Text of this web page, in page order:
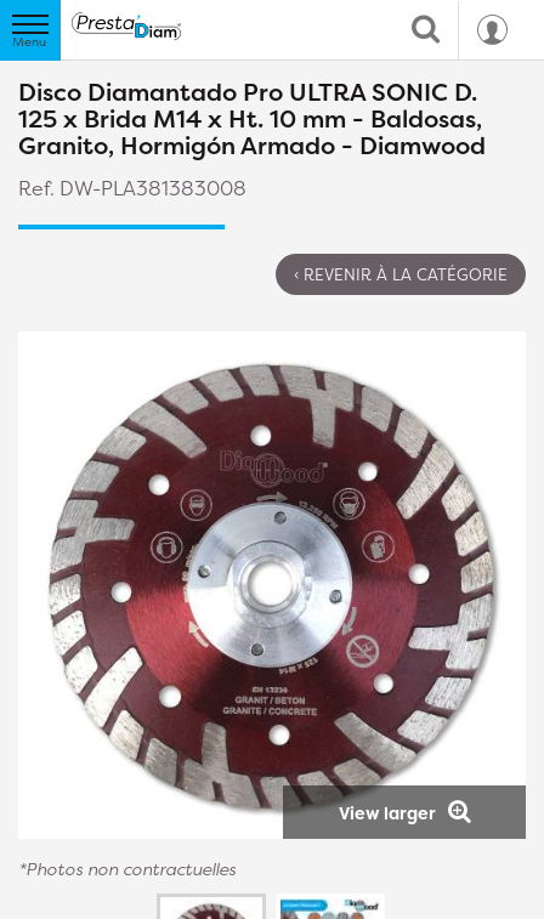
Disco Diamantado Pro ULTRA SONIC D.
125 x Brida M14 x Ht. 10 mm - Baldosas,
Granito, Hormigón Armado - Diamwood
Ref. DW-PLA381383008
‹ REVENIR À LA CATÉGORIE
View larger
*Photos non contractuelles